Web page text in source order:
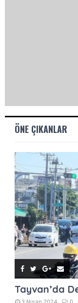
ÖNE ÇIKANLAR
Tayvan’da